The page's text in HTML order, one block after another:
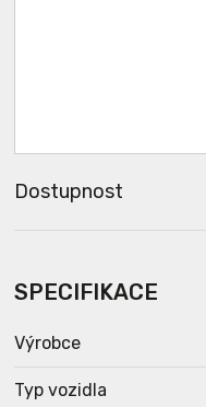
Dostupnost
SPECIFIKACE
Výrobce
Typ vozidla